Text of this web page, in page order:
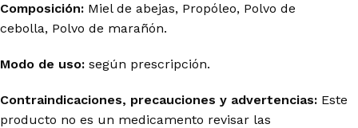
Composición: Miel de abejas, Propóleo, Polvo de
cebolla, Polvo de marañón.
Modo de uso: según prescripción.
Contraindicaciones, precauciones y advertencias: Este
producto no es un medicamento revisar las